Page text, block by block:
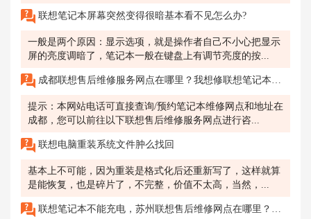
联想笔记本屏幕突然变得很暗基本看不见怎么办?
一般是两个原因：显示选项，就是操作者自己不小心把显示
屏的亮度调暗了，笔记本一般在键盘上有调节亮度的按...
成都联想售后维修服务网点在哪里？我想修联想笔记本的内屏，大概需要多少钱？
提示：本网站电话可直接查询/预约笔记本维修网点和地址在
成都，您可以前往以下联想售后维修服务网点进行咨...
联想电脑重装系统文件肿么找回
基本上不可能，因为重装是格式化后还重新写了，这样就算
是能恢复，也是碎片了，不完整，价值不太高，当然，...
联想笔记本不能充电，苏州联想售后维修网点在哪里？我购买的联想笔记本无法充电，我需要找到附近的联想售后维修网点进行维修。